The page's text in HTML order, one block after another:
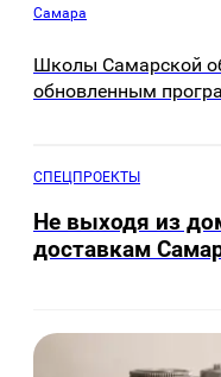
Самара
Школы Самарской
обновленным
СПЕЦПРОЕКТЫ
Не выходя из
доставкам